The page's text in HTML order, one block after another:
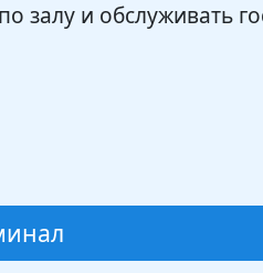
и обслуживать